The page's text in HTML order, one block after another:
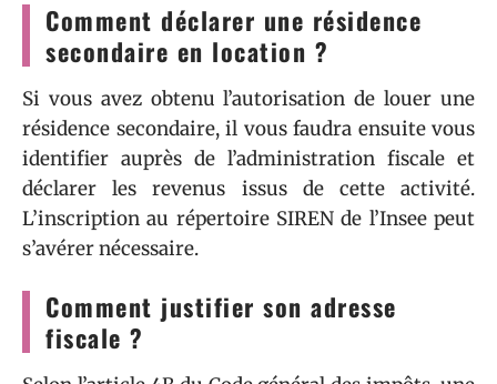
Comment déclarer une résidence
secondaire en location ?
Si vous avez obtenu l’autorisation de louer une
résidence secondaire, il vous faudra ensuite vous
identifier auprès de l’administration fiscale et
déclarer les revenus issus de cette activité.
L’inscription au répertoire SIREN de l’Insee peut
s’avérer nécessaire.
Comment justifier son adresse
fiscale ?